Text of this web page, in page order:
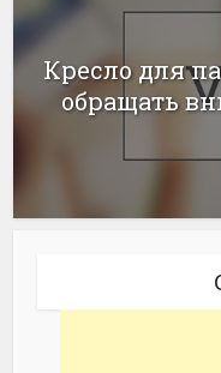
Кресло для
обращать